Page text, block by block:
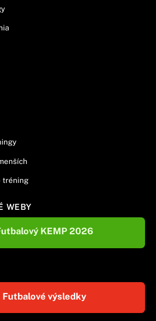
tréning
WEBY
KEMP 2026
Futbalové výsledky